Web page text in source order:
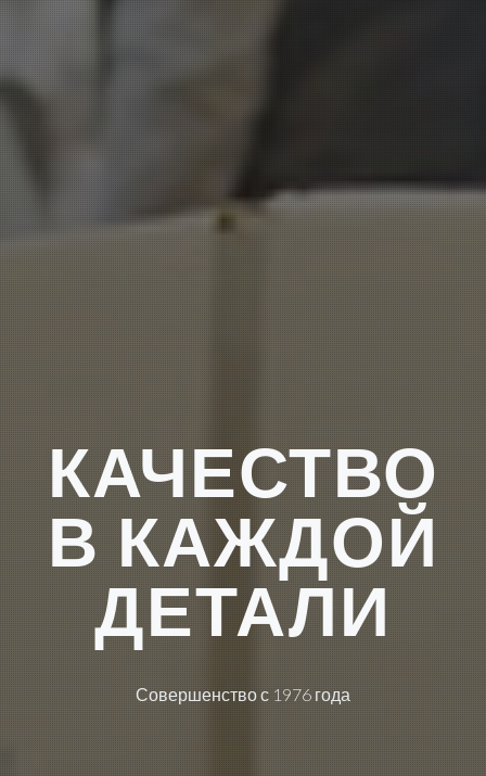
КАЧЕСТВО
В КАЖДОЙ
ДЕТАЛИ
Совершенство с 1976 года